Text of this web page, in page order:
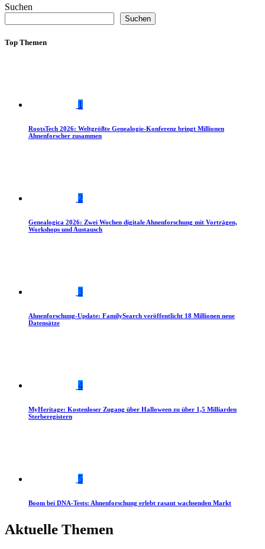
Suchen
Suchen
Top Themen
1
RootsTech 2026: Weltgrößte Genealogie-Konferenz bringt Millionen
Ahnenforscher zusammen
2
Genealogica 2026: Zwei Wochen digitale Ahnenforschung mit Vorträgen,
Workshops und Austausch
3
Ahnenforschung-Update: FamilySearch veröffentlicht 18 Millionen neue
Datensätze
4
MyHeritage: Kostenloser Zugang über Halloween zu über 1,5 Milliarden
Sterberegistern
5
Boom bei DNA-Tests: Ahnenforschung erlebt rasant wachsenden Markt
Aktuelle Themen